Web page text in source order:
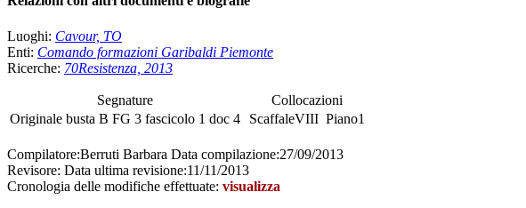
Luoghi: Cavour, TO
Enti: Comando formazioni Garibaldi Piemonte
Ricerche: 70Resistenza, 2013
Segnature
Originale busta B FG 3 fascicolo 1 doc 4
Collocazioni
ScaffaleVIII Piano1
Compilatore:Berruti Barbara Data compilazione:27/09/2013
Revisore: Data ultima revisione:11/11/2013
Cronologia delle modifiche effettuate: visualizza